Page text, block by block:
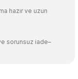
hazır ve uzun
sorunsuz iade–